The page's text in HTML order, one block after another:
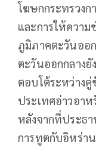
โฆษกกระทรวงก
และการให้ควา
ภูมิภาคตะวันออ
ตะวันออกกลางยั
ตอบโต้ระหว่าง
ประเทศอ่าวอา
หลังจากที่ประธ
การทูตกับอิหร่า